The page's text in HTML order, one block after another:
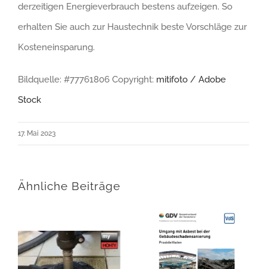
derzeitigen Energieverbrauch bestens aufzeigen. So
erhalten Sie auch zur Haustechnik beste Vorschläge zur
Kosteneinsparung.
Bildquelle: #77761806 Copyright: mitifoto / Adobe
Stock
17. Mai 2023
Ähnliche Beiträge